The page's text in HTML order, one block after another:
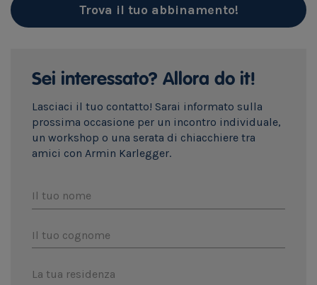
Trova il tuo abbinamento!
Sei interessato? Allora do it!
Lasciaci il tuo contatto! Sarai informato sulla
prossima occasione per un incontro individuale,
un workshop o una serata di chiacchiere tra
amici con Armin Karlegger.
Il tuo nome
Il tuo cognome
La tua residenza